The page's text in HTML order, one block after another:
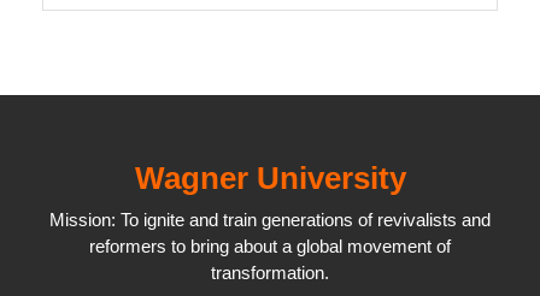
Wagner University
Mission: To ignite and train generations of revivalists and
reformers to bring about a global movement of
transformation.